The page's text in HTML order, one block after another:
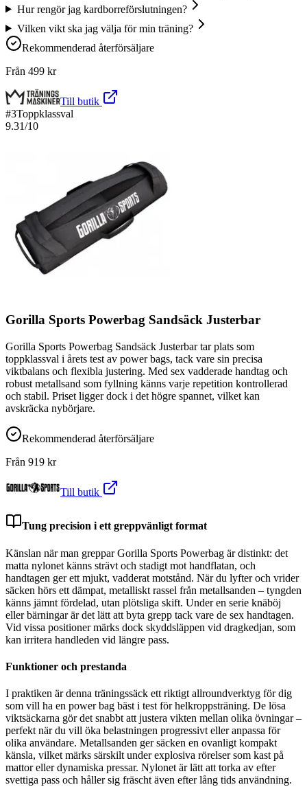
Hur rengör jag kardborreförslutningen?
Vilken vikt ska jag välja för min träning?
Rekommenderad återförsäljare
Från 499 kr
Till butik
#3Toppklassval
9.31/10
Gorilla Sports Powerbag Sandsäck Justerbar
Gorilla Sports Powerbag Sandsäck Justerbar tar plats som
toppklassval i årets test av power bags, tack vare sin precisa
viktbalans och flexibla justering. Med sex vadderade handtag och
robust metallsand som fyllning känns varje repetition kontrollerad
och stabil. Priset ligger dock i det högre spannet, vilket kan
avskräcka nybörjare.
Rekommenderad återförsäljare
Från 919 kr
Till butik
Tung precision i ett greppvänligt format
Känslan när man greppar Gorilla Sports Powerbag är distinkt: det
matta nylonet känns strävt och stadigt mot handflatan, och
handtagen ger ett mjukt, vadderat motstånd. När du lyfter och vrider
säcken hörs ett dämpat, metalliskt rassel från metallsanden – tyngden
känns jämnt fördelad, utan plötsliga skift. Under en serie knäböj
eller bärningar är det lätt att byta grepp tack vare de sex handtagen.
Vid vissa positioner märks dock skyddsläppen vid dragkedjan, som
kan irritera handleden vid längre pass.
Funktioner och prestanda
I praktiken är denna träningssäck ett riktigt allroundverktyg för dig
som vill ha en power bag bäst i test för helkroppsträning. De lösa
viktsäckarna gör det snabbt att justera vikten mellan olika övningar –
perfekt när du vill öka belastningen progressivt eller anpassa för
olika användare. Metallsanden ger säcken en ovanligt kompakt
känsla, vilket märks särskilt under explosiva rörelser som kast på
mattor eller dynamiska pressar. Nylonet är lätt att torka av efter
svettiga pass och håller sig fräscht även efter lång tids användning.